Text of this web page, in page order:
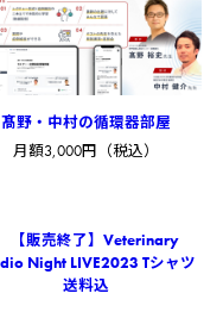
髙野・中村の循環器部屋
月額3,000円（税込）